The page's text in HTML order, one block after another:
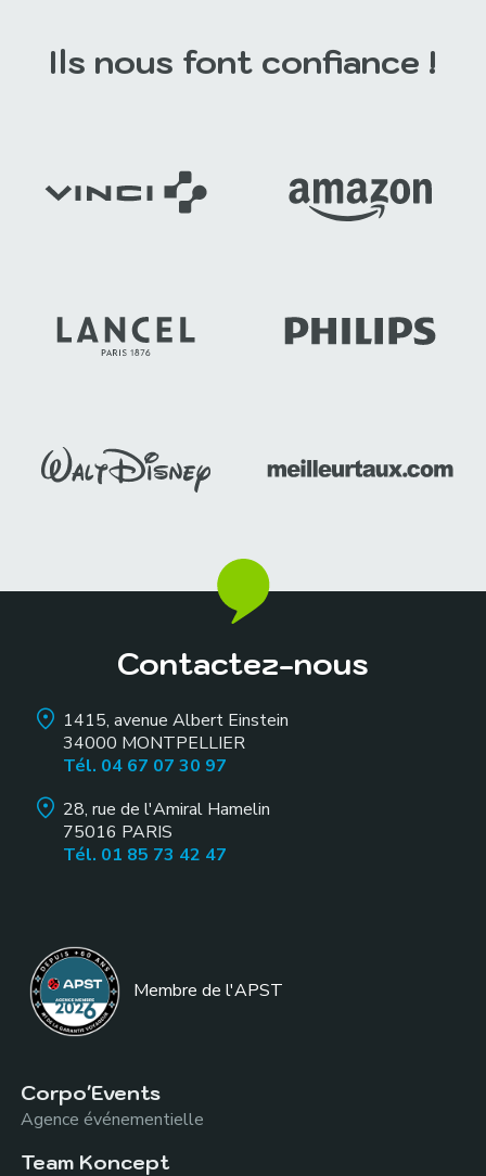
Ils nous font confiance !
Contactez-nous
1415, avenue Albert Einstein
34000 MONTPELLIER
Tél. 04 67 07 30 97
28, rue de l'Amiral Hamelin
75016 PARIS
Tél. 01 85 73 42 47
Membre de l'APST
Corpo'Events
Agence événementielle
Team Koncept